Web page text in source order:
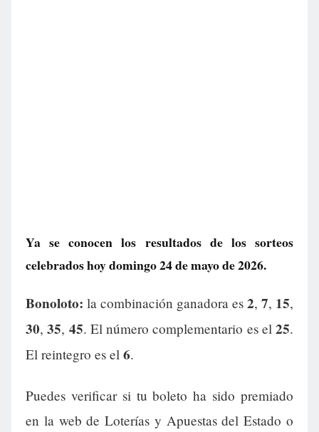
Ya se conocen los resultados de los sorteos
celebrados hoy domingo 24 de mayo de 2026.
Bonoloto: la combinación ganadora es 2, 7, 15,
30,35, 45. El número complementario es el 25.
El reintegro es el 6.
Puedes verificar si tu boleto ha sido premiado
en la web de Loterías y Apuestas del Estado o